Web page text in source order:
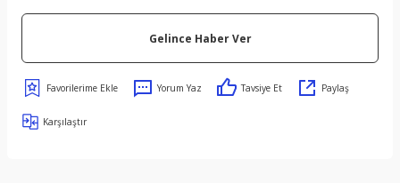
Gelince Haber Ver
Yorum Yaz Tavsiye Et Paylaş
Karşılaştır